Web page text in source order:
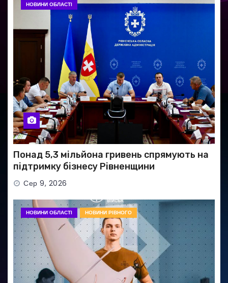
НОВИНИ ОБЛАСТІ
Понад 5,3 мільйона гривень спрямують на
підтримку бізнесу Рівненщини
Сер 9, 2026
НОВИНИ ОБЛАСТІ НОВИНИ РІВНОГО